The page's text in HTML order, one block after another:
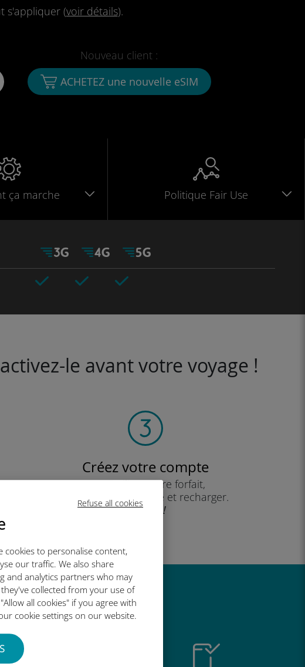
Refuse all cookies
cookies to personalise content,
our traffic. We also share
and analytics partners who may
collected from your use of
all cookies" if you agree with
cookie settings on our website.
s'appliquer (voir détails).
Nouveau client :
ACHETEZ une nouvelle eSIM
ça marche Politique Fair Use
le avant votre voyage !
Créez votre compte
pour utiliser votre forfait,
consulter votre solde et recharger.
Profitez !
est si bien